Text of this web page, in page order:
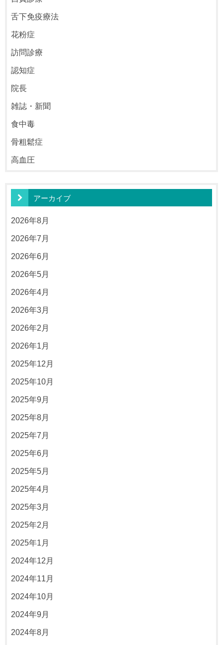
舌下免疫療法
花粉症
訪問診療
認知症
院長
雑誌・新聞
食中毒
骨粗鬆症
高血圧
アーカイブ
2026年8月
2026年7月
2026年6月
2026年5月
2026年4月
2026年3月
2026年2月
2026年1月
2025年12月
2025年10月
2025年9月
2025年8月
2025年7月
2025年6月
2025年5月
2025年4月
2025年3月
2025年2月
2025年1月
2024年12月
2024年11月
2024年10月
2024年9月
2024年8月